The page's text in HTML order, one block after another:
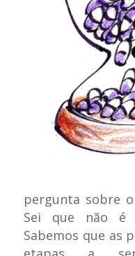
pergunta sobre o
Sei que não é
Sabemos que as